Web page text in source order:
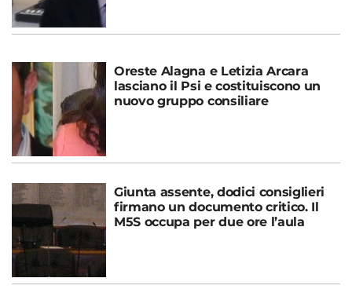
Oreste Alagna e Letizia Arcara
lasciano il Psi e costituiscono un
nuovo gruppo consiliare
Giunta assente, dodici consiglieri
firmano un documento critico. Il
M5S occupa per due ore l’aula